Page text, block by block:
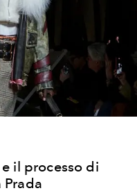
il processo di